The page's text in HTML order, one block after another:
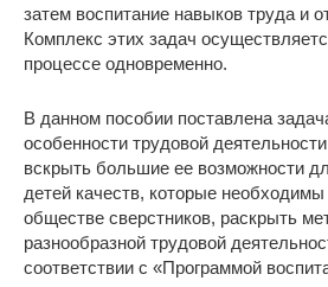
затем воспитание навыков труда и
Комплекс этих задач
процессе одновременно.
В данном пособии поставлена
особенности трудовой
вскрыть большие ее возможности
детей качеств, которые
обществе сверстников, раскрыть
разнообразной трудовой
соответствии с «Программой